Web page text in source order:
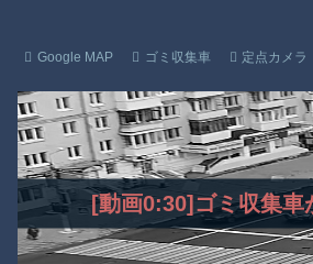
Google MAP ゴミ収集車 定点カメラ
[動画0:30]ゴミ収集車